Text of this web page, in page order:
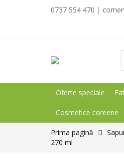
0737 554 470 |
Oferte speciale
Cosmetice coreene
Prima pagină
270 ml